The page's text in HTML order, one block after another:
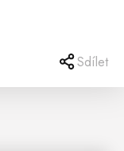
Sdílet